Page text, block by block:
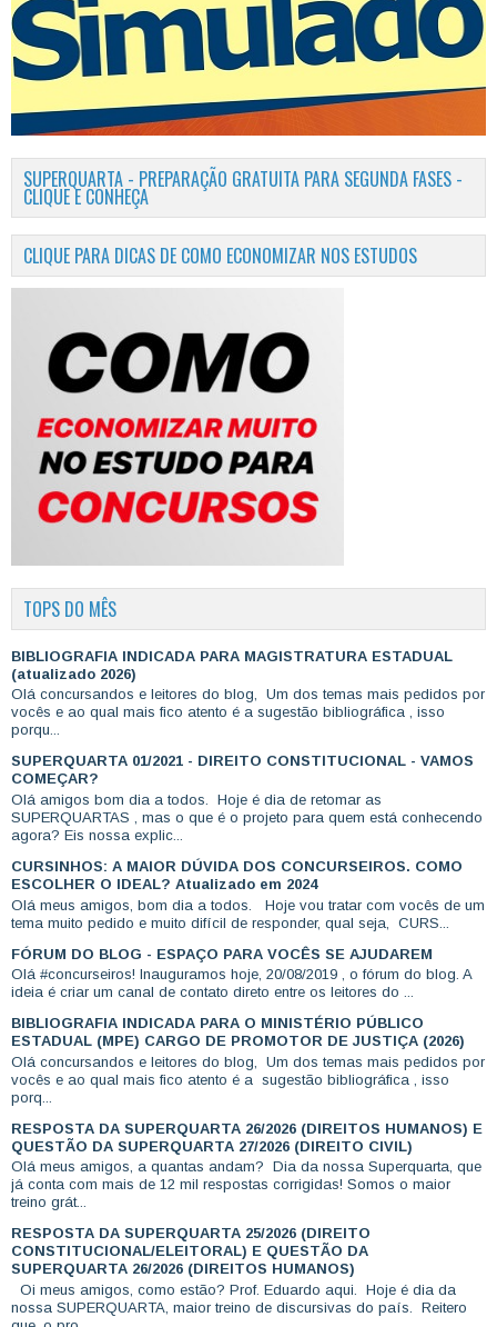
SUPERQUARTA - PREPARAÇÃO GRATUITA PARA SEGUNDA FASES -
CLIQUE E CONHEÇA
CLIQUE PARA DICAS DE COMO ECONOMIZAR NOS ESTUDOS
TOPS DO MÊS
BIBLIOGRAFIA INDICADA PARA MAGISTRATURA ESTADUAL
(atualizado 2026)
Olá concursandos e leitores do blog, Um dos temas mais pedidos por
vocês e ao qual mais fico atento é a sugestão bibliográfica , isso
porqu...
SUPERQUARTA 01/2021 - DIREITO CONSTITUCIONAL - VAMOS
COMEÇAR?
Olá amigos bom dia a todos. Hoje é dia de retomar as
SUPERQUARTAS , mas o que é o projeto para quem está conhecendo
agora? Eis nossa explic...
CURSINHOS: A MAIOR DÚVIDA DOS CONCURSEIROS. COMO
ESCOLHER O IDEAL? Atualizado em 2024
Olá meus amigos, bom dia a todos. Hoje vou tratar com vocês de um
tema muito pedido e muito difícil de responder, qual seja, CURS...
FÓRUM DO BLOG - ESPAÇO PARA VOCÊS SE AJUDAREM
Olá #concurseiros! Inauguramos hoje, 20/08/2019 , o fórum do blog. A
ideia é criar um canal de contato direto entre os leitores do ...
BIBLIOGRAFIA INDICADA PARA O MINISTÉRIO PÚBLICO
ESTADUAL (MPE) CARGO DE PROMOTOR DE JUSTIÇA (2026)
Olá concursandos e leitores do blog, Um dos temas mais pedidos por
vocês e ao qual mais fico atento é a sugestão bibliográfica , isso
porq...
RESPOSTA DA SUPERQUARTA 26/2026 (DIREITOS HUMANOS) E
QUESTÃO DA SUPERQUARTA 27/2026 (DIREITO CIVIL)
Olá meus amigos, a quantas andam? Dia da nossa Superquarta, que
já conta com mais de 12 mil respostas corrigidas! Somos o maior
treino grát...
RESPOSTA DA SUPERQUARTA 25/2026 (DIREITO
CONSTITUCIONAL/ELEITORAL) E QUESTÃO DA
SUPERQUARTA 26/2026 (DIREITOS HUMANOS)
Oi meus amigos, como estão? Prof. Eduardo aqui. Hoje é dia da
nossa SUPERQUARTA, maior treino de discursivas do país. Reitero